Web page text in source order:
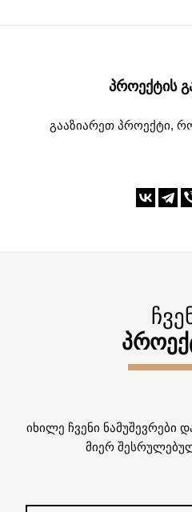
ᲞᲠᲝᲔᲥᲢᲘᲡ
გააზიარეთ პროექტი,
იხილე ჩვენი ნამუშევრები
მიერ